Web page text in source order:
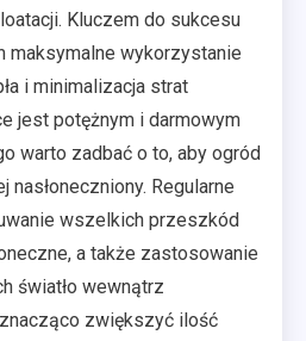
Kluczem do sukcesu
wykorzystanie
i minimalizacja strat
jest potężnym i darmowym
warto zadbać o to, aby ogród
nasłoneczniony. Regularne
wszelkich przeszkód
a także zastosowanie
światło wewnątrz
zwiększyć ilość